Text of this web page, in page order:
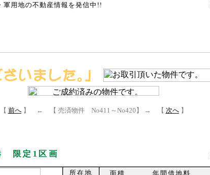
軍用地の不動産情報を発信中!!
【 前へ】 ← 【 売済物件 No411～No420】 → 【 次へ】
限定1区画
所在地
面積 年間借地料